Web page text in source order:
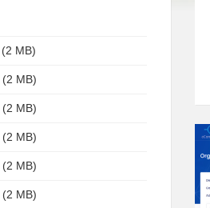
(2 MB)
(2 MB)
(2 MB)
(2 MB)
(2 MB)
(2 MB)